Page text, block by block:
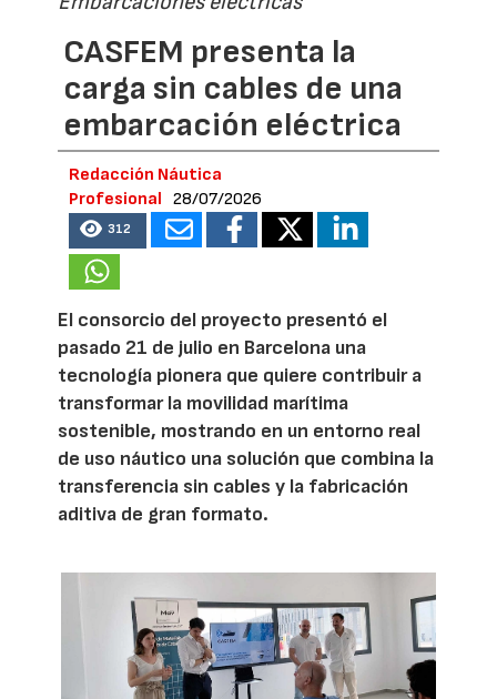
CASFEM presenta la
carga sin cables de una
embarcación eléctrica
Redacción Náutica
Profesional
28/07/2026
312
El consorcio del proyecto presentó el
pasado 21 de julio en Barcelona una
tecnología pionera que quiere contribuir a
transformar la movilidad marítima
sostenible, mostrando en un entorno real
de uso náutico una solución que combina la
transferencia sin cables y la fabricación
aditiva de gran formato.